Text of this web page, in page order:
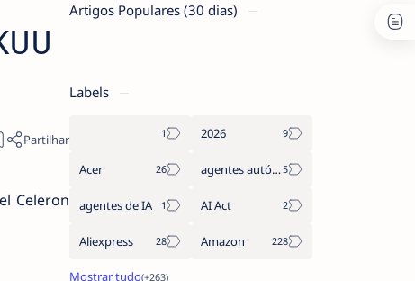
Celeron
Artigos Populares (30 dias)
Labels
2026
Acer agentes autónomos
agentes de IA AI Act
Aliexpress Amazon